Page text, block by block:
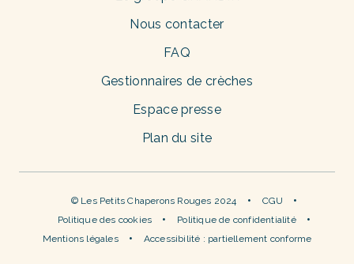
Nous contacter
FAQ
Gestionnaires de crèches
Espace presse
Plan du site
© Les Petits Chaperons Rouges 2024
CGU
Politique des cookies
Politique de confidentialité
Mentions légales
Accessibilité : partiellement conforme